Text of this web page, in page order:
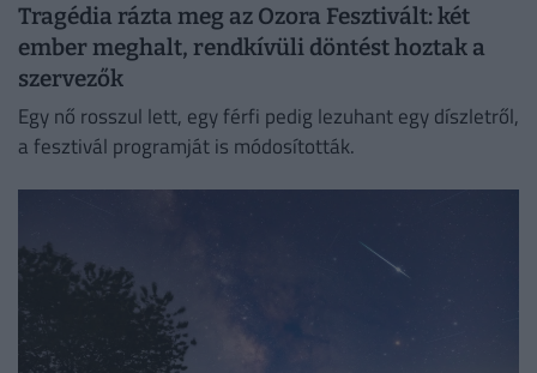
Tragédia rázta meg az Ozora Fesztivált: két
ember meghalt, rendkívüli döntést hoztak a
szervezők
Egy nő rosszul lett, egy férfi pedig lezuhant egy díszletről,
a fesztivál programját is módosították.